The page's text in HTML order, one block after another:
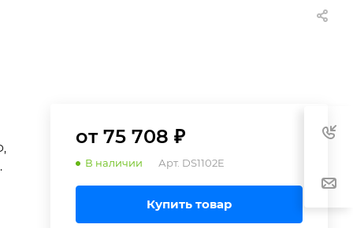
от 75 708 ₽
В наличии Арт. DS1102E
Купить товар